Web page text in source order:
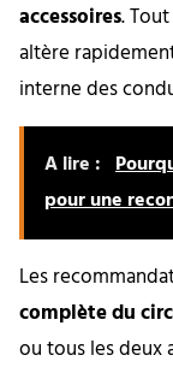
accessoires.
altère
interne des
A lire :
pour une
Les
complète du
ou tous les deux